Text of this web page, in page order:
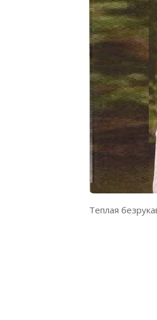
Теплая